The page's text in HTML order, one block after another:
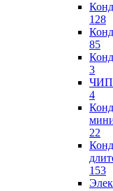
128
85
3
ЧИП-
4
22
153